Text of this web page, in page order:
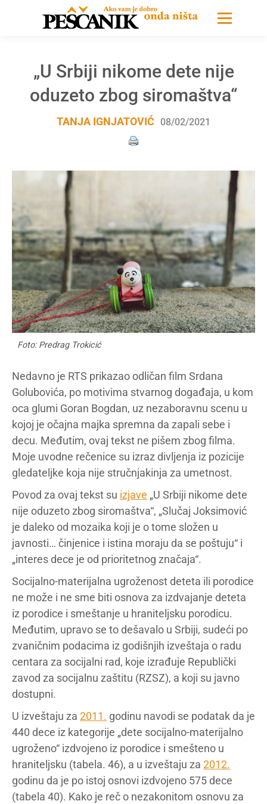
„U Srbiji nikome dete nije
oduzeto zbog siromaštva“
TANJA IGNJATOVIĆ 08/02/2021
Foto: Predrag Trokicić
Nedavno je RTS prikazao odličan film Srdana
Golubovića, po motivima stvarnog događaja, u kom
oca glumi Goran Bogdan, uz nezaboravnu scenu u
kojoj je očajna majka spremna da zapali sebe i
decu. Međutim, ovaj tekst ne pišem zbog filma.
Moje uvodne rečenice su izraz divljenja iz pozicije
gledateljke koja nije stručnjakinja za umetnost.
Povod za ovaj tekst su izjave „U Srbiji nikome dete
nije oduzeto zbog siromaštva“, „Slučaj Joksimović
je daleko od mozaika koji je o tome složen u
javnosti… činjenice i istina moraju da se poštuju“ i
„interes dece je od prioritetnog značaja“.
Socijalno-materijalna ugroženost deteta ili porodice
ne može i ne sme biti osnova za izdvajanje deteta
iz porodice i smeštanje u hraniteljsku porodicu.
Međutim, upravo se to dešavalo u Srbiji, sudeći po
zvaničnim podacima iz godišnjih izveštaja o radu
centara za socijalni rad, koje izrađuje Republički
zavod za socijalnu zaštitu (RZSZ), a koji su javno
dostupni.
U izveštaju za 2011. godinu navodi se podatak da je
440 dece iz kategorije „dete socijalno-materijalno
ugroženo“ izdvojeno iz porodice i smešteno u
hraniteljsku (tabela. 46), a u izveštaju za 2012.
godinu da je po istoj osnovi izdvojeno 575 dece
(tabela 40). Kako je reč o nezakonitom osnovu za